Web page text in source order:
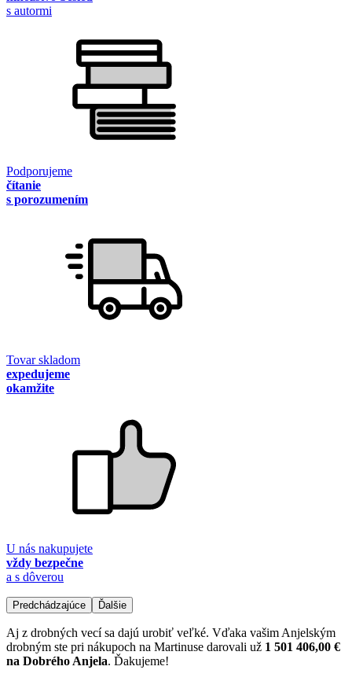
s autormi
Podporujeme
čítanie
s porozumením
Tovar skladom
expedujeme
okamžite
U nás nakupujete
vždy bezpečne
a s dôverou
Predchádzajúce Ďalšie
Aj z drobných vecí sa dajú urobiť veľké. Vďaka vašim Anjelským
drobným ste pri nákupoch na Martinuse darovali už 1 501 406,00 €
na Dobrého Anjela. Ďakujeme!